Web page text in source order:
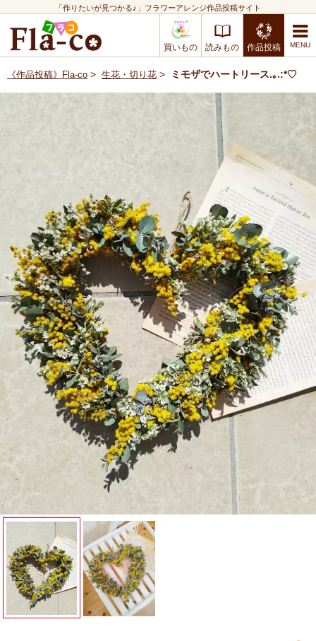
「作りたいが見つかる♪」フラワーアレンジ作品投稿サイト
買いもの 読みもの 作品投稿
《作品投稿》Fla-co > 生花・切り花 > ミモザでハートリース.｡.:*♡